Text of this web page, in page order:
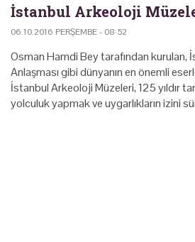
İstanbul Arkeoloji
06.10.2016 PERŞEMBE - 08:52
Osman Hamdi Bey tarafından kurulan,
Anlaşması gibi dünyanın en önemli
İstanbul Arkeoloji Müzeleri, 125 yıldır
yolculuk yapmak ve uygarlıkların izini